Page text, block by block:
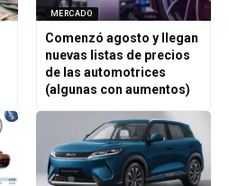
MERCADO
Comenzó agosto y llegan
nuevas listas de precios
de las automotrices
(algunas con aumentos)